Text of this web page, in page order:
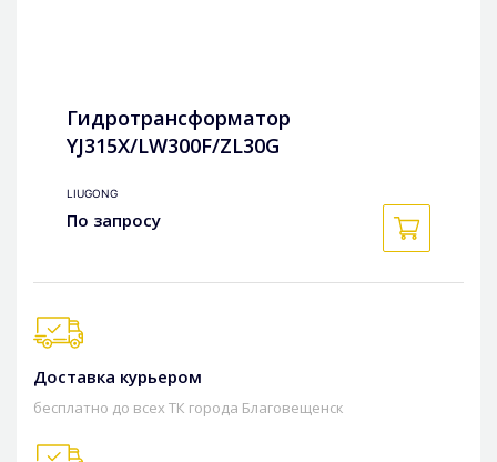
Гидротрансформатор
YJ315X/LW300F/ZL30G
LIUGONG
По запросу
Доставка курьером
бесплатно до всех ТК города Благовещенск